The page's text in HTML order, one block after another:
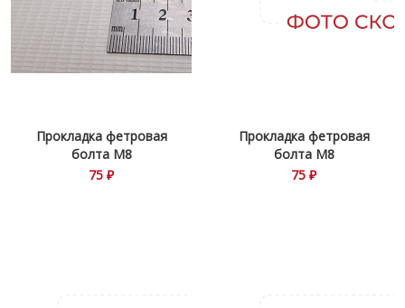
Прокладка фетровая
болта М8
75 ₽
Прокладка фетровая
болта М8
75 ₽